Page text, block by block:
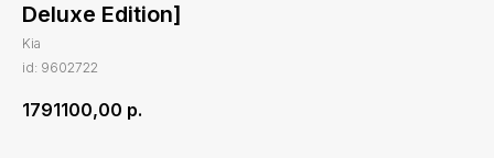
Deluxe Edition]
Kia
id: 9602722
1791100,00 р.